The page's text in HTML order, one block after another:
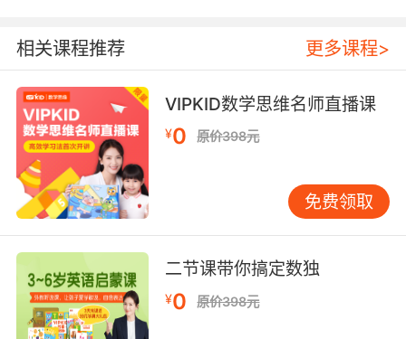
内容简介
本套丛书包括：《推土机和它的伙伴们》、《出
发喽，行驶吧！》、《失火了，消防车出
相关课程推荐 更多课程>
VIPKID数学思维名师直播课
¥0 原价398元
免费领取
二节课带你搞定数独
¥0 原价398元